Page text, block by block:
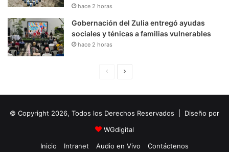
hace 2 horas
Gobernación del Zulia entregó ayudas
sociales y ténicas a familias vulnerables
hace 2 horas
i
n
a
u
i
e
© Copyright 2026, Todos los Derechos Reservados | Diseño por
WGdigital
Inicio
Intranet Audio en Vivo Contáctenos